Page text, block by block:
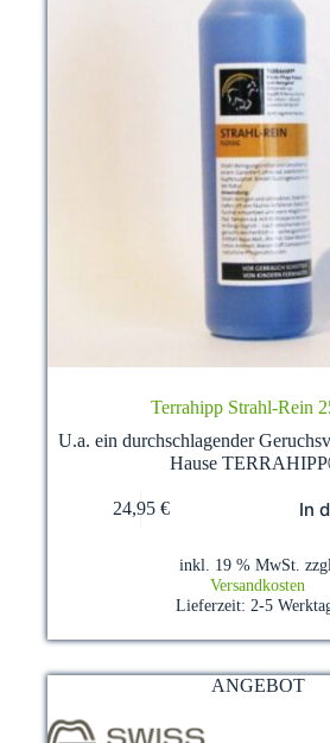
Terrahipp Strahl-Rein
U.a. ein durchschlagender
Hause
24,95 € In
inkl. 19 % MwSt. zzgl.
Versandkosten
Lieferzeit: 2-5
ANGEBOT